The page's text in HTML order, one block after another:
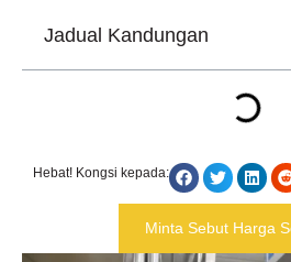
Jadual Kandungan
Hebat! Kongsi kepada:
Minta Sebut Harga